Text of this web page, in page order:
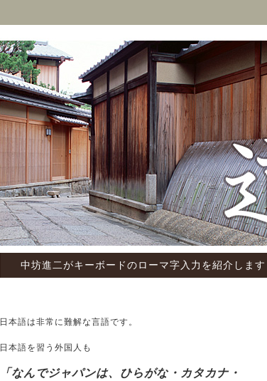
中坊進二がキーボードのローマ字入力を紹介します
日本語は非常に難解な言語です。
日本語を習う外国人も
「なんでジャパンは、ひらがな・カタカナ・